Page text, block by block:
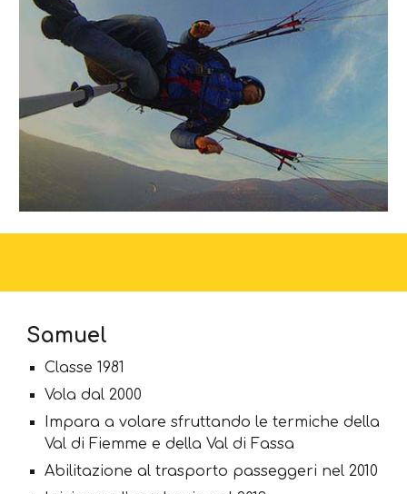
Samuel
Classe 1981
Vola dal 2000
Impara a volare sfruttando le termiche della
Val di Fiemme e della Val di Fassa
Abilitazione al trasporto passeggeri nel 2010